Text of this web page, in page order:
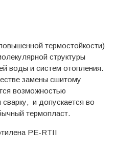
термостойкости)
структуры
воды и систем отопления.
замены сшитому
возможностью
и допускается во
термопласт.
PE-RTII